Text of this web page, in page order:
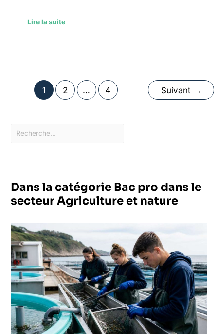
Lire la suite
1 2 … 4 Suivant →
Dans la catégorie Bac pro dans le
secteur Agriculture et nature